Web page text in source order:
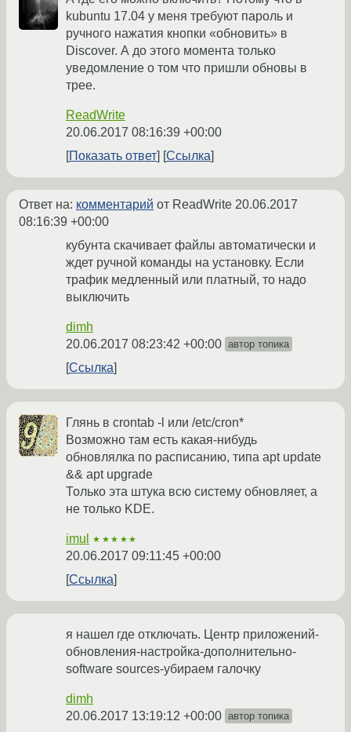
kubuntu 17.04 у меня требуют пароль и
ручного нажатия кнопки «обновить» в
Discover. А до этого момента только
уведомление о том что пришли обновы в
трее.
ReadWrite
20.06.2017 08:16:39 +00:00
Показать ответ
Ссылка
Ответ на: комментарий от ReadWrite 20.06.2017
08:16:39 +00:00
кубунта скачивает файлы автоматически и
ждет ручной команды на установку. Если
трафик медленный или платный, то надо
выключить
dimh
20.06.2017 08:23:42 +00:00 автор топика
Ссылка
Глянь в crontab -l или /etc/cron*
Возможно там есть какая-нибудь
обновлялка по расписанию, типа apt update
&& apt upgrade
Только эта штука всю систему обновляет, а
не только KDE.
imul ★★★★★
20.06.2017 09:11:45 +00:00
Ссылка
я нашел где отключать. Центр приложений-
обновления-настройка-дополнительно-
software sources-убираем галочку
dimh
20.06.2017 13:19:12 +00:00 автор топика